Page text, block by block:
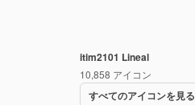
itim2101 Lineal
10,858 アイコン
すべてのアイコンを見る